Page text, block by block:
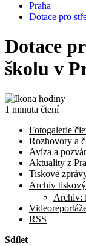
Praha
Dotace pro
Dotace
školu v
1 minuta čtení
Fotogalerie
Rozhovory a
Avíza a
Aktuality z
Tiskové
Archiv
Archiv:
RSS
Sdílet